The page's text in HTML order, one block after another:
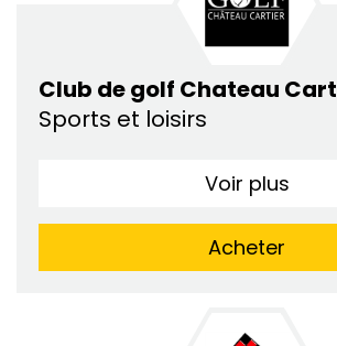
Club de golf Chateau
Sports et loisirs
Voir plus
Acheter